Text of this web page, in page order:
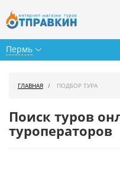
Пермь
Горящие туры
ГЛАВНАЯ ПОДБОР ТУРА
Поиск туров
туроператоров